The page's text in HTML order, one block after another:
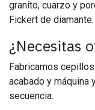
granito, cuarzo y
Fickert de diamante.
¿Necesitas
Fabricamos
acabado y máquina
secuencia.